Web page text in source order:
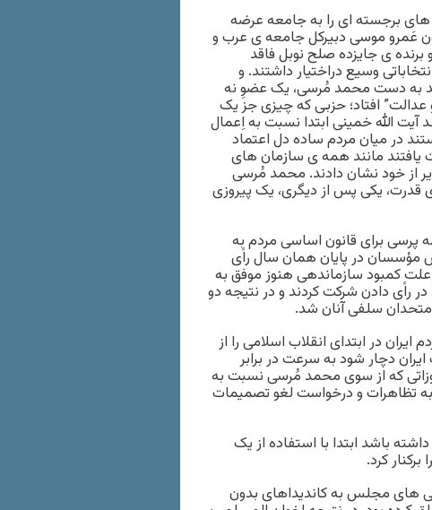
برجسته ای را به جامعه عرضه
عَمرو موسی دبیرکل جامعه ی عرب و
ی جایزده صلح نوبل فاقد
وسیع دراختیار داشتند. و
به دست محمد مُرسی، یک عضوِ نه
افتاد؛ حزبی که چیزی جز یک
آیت الله خمینی ابتدا نسبت به اِعمال
در میان مردم ساده دل اعتماد
یافتند مانند همه ی سازمان های
از خود نشان دادند. محمد مُرسی
قدرت، یکی پس از دیگری، یک پیروزی
در ماه مارس 2011 طی یک همه پرسی برای قانون اساسی مردم به
مؤسسان در پایان همان سال راًی
علت کمبود سازماندهی هنوز موفق به
راًی دادن شرکت کردند و در نتیجه دو
سلفی آنان شد.
در ابتدای انقلاب اسلامی را از
دچار شود به سرعت در برابر
که از سوی محمد مُرسی نسبت به
تظاهرات و درخواست لغو تصمیمات
باشد ابتدا با استفاده از یک
کرد.
های مجلس به کاندیداهای بدون